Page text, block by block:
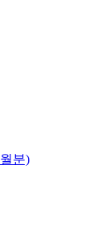
분)